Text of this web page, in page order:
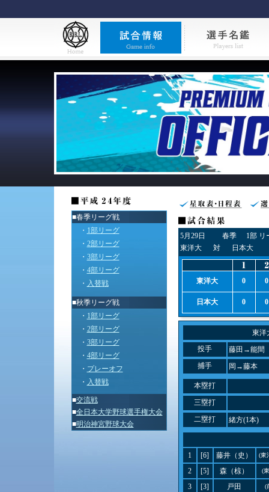
■春季リーグ戦
・ 1部リーグ
・ 2部リーグ
・ 3部リーグ
・ 4部リーグ
・ 入替戦
■秋季リーグ戦
・ 1部リーグ
・ 2部リーグ
・ 3部リーグ
・ 4部リーグ
・ プレーオフ
・ 入替戦
■交流戦
■全日本大学野球選手権大会
■明治神宮野球大会
5月29日 春季
1部 リ
東洋大
対 日本大
東洋大 0 0
日本大 0 0
東洋
投手
藤田→能間
捕手
岡→藤本
本塁打
三塁打
二塁打
緒方(1本)
1 [6] 藤井（史） (東
2 [5] 森（椋） (
3 [3] 戸田 (